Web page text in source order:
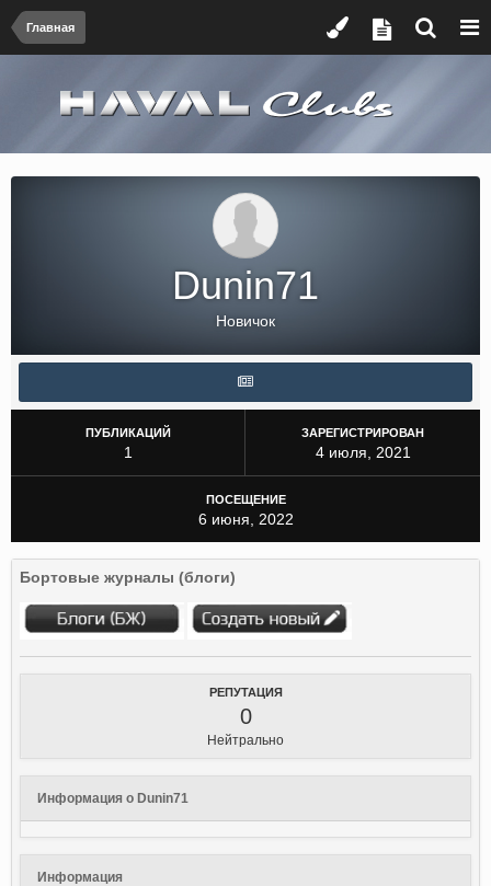
Главная
Dunin71
Новичок
ПУБЛИКАЦИЙ
1
ЗАРЕГИСТРИРОВАН
4 июля, 2021
ПОСЕЩЕНИЕ
6 июня, 2022
Бортовые журналы (блоги)
РЕПУТАЦИЯ
0
Нейтрально
Информация о Dunin71
Информация